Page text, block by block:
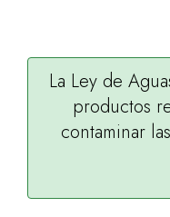
La Ley de
productos
contaminar